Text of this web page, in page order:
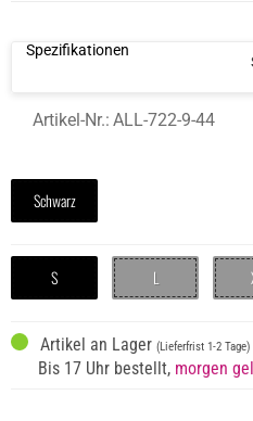
Spezifikationen
Artikel-Nr.: ALL-722-9-44
Schwarz
S L
Artikel an Lager (Lieferfrist 1-2 Tage)
Bis 17 Uhr bestellt, morgen